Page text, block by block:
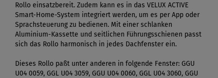
Rollo einsatzbereit. Zudem kann es in das VELUX ACTIVE
Smart-Home-System integriert werden, um es per App oder
Sprachsteuerung zu bedienen. Mit einer schlanken
Aluminium-Kassette und seitlichen Führungsschienen passt
sich das Rollo harmonisch in jedes Dachfenster ein.
Dieses Rollo paßt unter anderen in folgende Fenster: GGU
U04 0059, GGL U04 3059, GGU U04 0060, GGL U04 3060, GGU